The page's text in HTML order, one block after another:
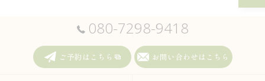
080-7298-9418
ご予約はこちら お問い合わせはこちら